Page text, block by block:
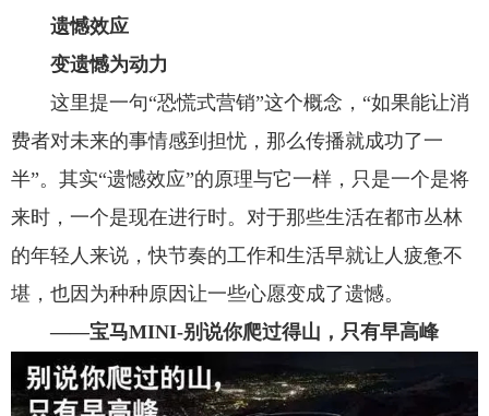
遗憾效应
变遗憾为动力
这里提一句“恐慌式营销”这个概念，“如果能让消
费者对未来的事情感到担忧，那么传播就成功了一
半”。其实“遗憾效应”的原理与它一样，只是一个是将
来时，一个是现在进行时。对于那些生活在都市丛林
的年轻人来说，快节奏的工作和生活早就让人疲惫不
堪，也因为种种原因让一些心愿变成了遗憾。
——宝马MINI-别说你爬过得山，只有早高峰